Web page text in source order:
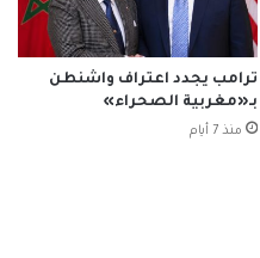
ترامب يجدد اعتراف واشنطن
بـ«مغربية الصحراء»
منذ 7 أيام